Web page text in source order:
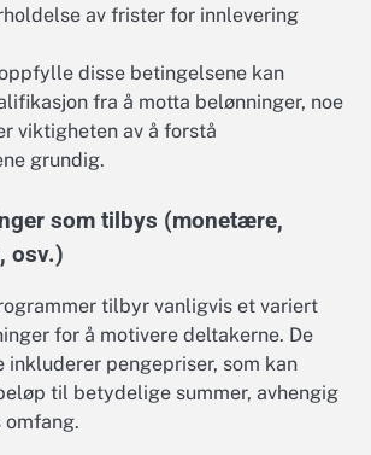
av frister for innlevering
disse betingelsene kan
fra å motta belønninger, noe
viktigheten av å forstå
grundig.
som tilbys (monetære,
osv.)
tilbyr vanligvis et variert
for å motivere deltakerne. De
inkluderer pengepriser, som kan
til betydelige summer, avhengig
omfang.